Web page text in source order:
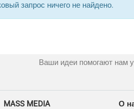
запрос ничего не найдено.
Ваши идеи помогают нам
MASS MEDIA О